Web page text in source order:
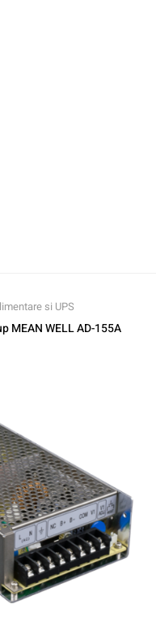
si UPS
MEAN WELL AD-155A